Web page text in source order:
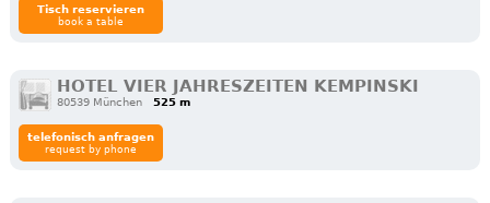
Tisch reservieren
book a table
HOTEL VIER JAHRESZEITEN KEMPINSKI
80539 München 525 m
telefonisch anfragen
request by phone